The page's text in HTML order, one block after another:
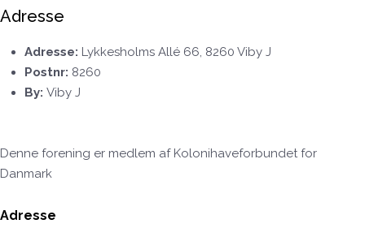
Adresse
Adresse: Lykkesholms Allé 66, 8260 Viby J
Postnr: 8260
By: Viby J
Denne forening er medlem af Kolonihaveforbundet for
Danmark
Adresse